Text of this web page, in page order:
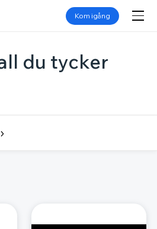
Kom igång
du tycker